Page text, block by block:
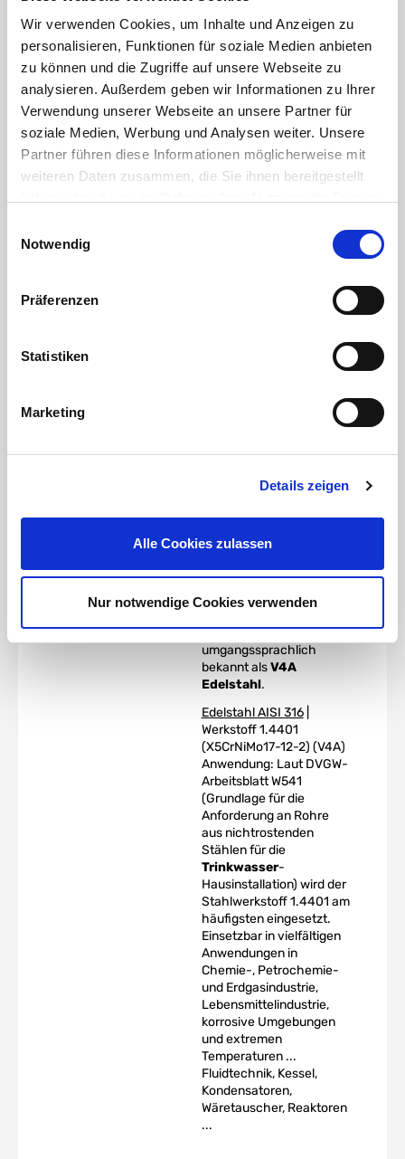
Wir verwenden Cookies, um Inhalte und Anzeigen zu
personalisieren, Funktionen für soziale Medien anbieten
zu können und die Zugriffe auf unsere Webseite zu
analysieren. Außerdem geben wir Informationen zu Ihrer
Verwendung unserer Webseite an unsere Partner für
soziale Medien, Werbung und Analysen weiter. Unsere
Partner führen diese Informationen möglicherweise mit
weiteren Daten zusammen, die Sie ihnen bereitgestellt
Cookies, wenn Sie unsere Webseite weiterhin nutzen.
Notwendig
Präferenzen
Statistiken
Marketing
Details zeigen
Alle Cookies zulassen
Nur notwendige Cookies verwenden
Fertigungsstandard UNE
EN 10213-4, Toleranz DIN
1.4408
Edelstahl
(nach EN
Bezeichnung für legierte
oder unlegierte Stähle mit
besonderem
Reinheitsgrad. Stähle,
deren Schwefel- und
Phosphorgehalt
Standard Stahlsorte mit
. Das Molybdän
Korrosionsbeständigkeit
Die austenitische
Struktur verleiht dieser
bei Tiefsttemperaturen,
Zeitstandfestigkeit und
Zugefestigkeit bei
Die Legierung ist
umgangssprachlich
bekannt alsV4A
Edelstahl.
Edelstahl AISI 316|
Werkstoff 1.4401
(X5CrNiMo17-12-2) (V4A)
Anwendung: Laut DVGW-
Arbeitsblatt W541
(Grundlage für die
Anforderung an Rohre
aus nichtrostenden
Stählen für die
Trinkwasser-
Hausinstallation) wird der
Stahlwerkstoff 1.4401 am
häufigsten eingesetzt.
Einsetzbar in vielfältigen
Anwendungen in
Chemie-, Petrochemie-
und Erdgasindustrie,
Lebensmittelindustrie,
korrosive Umgebungen
und extremen
Temperaturen ...
Fluidtechnik, Kessel,
Kondensatoren,
Wäretauscher, Reaktoren
...